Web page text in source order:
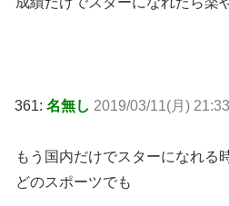
361: 名無し 2019/03/11(月)
もう国内だけでスターになれる
どのスポーツでも